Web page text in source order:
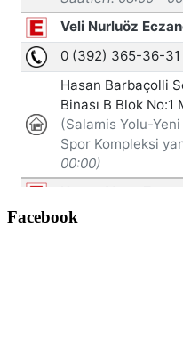
Facebook